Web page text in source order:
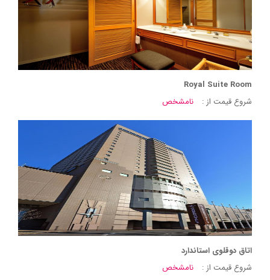
Royal Suite Room
شروع قیمت از :
نامشخص
اتاق دوقلوی استاندارد
شروع قیمت از :
نامشخص